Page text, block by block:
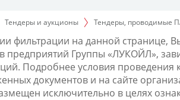
Тендеры и аукционы Тендеры, проводимые
фильтрации на данной странице,
предприятий Группы «ЛУКОЙЛ»,
Подробнее условия проведения
документов и на сайте
исключительно в целях